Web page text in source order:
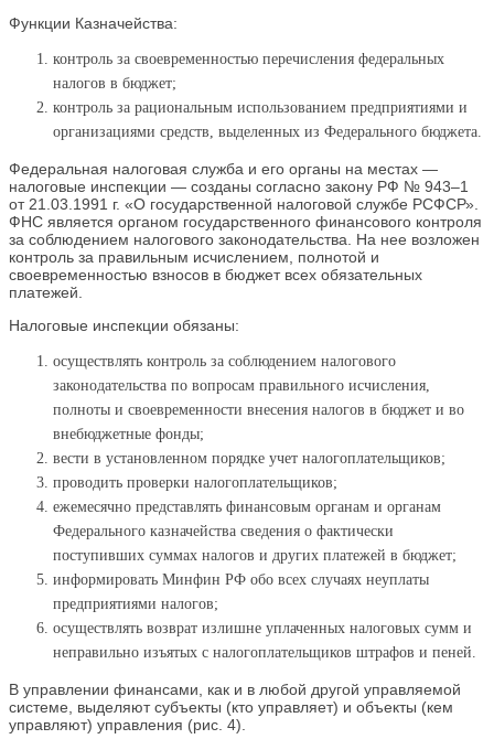
Функции Казначейства:
контроль за своевременностью перечисления федеральных
налогов в бюджет;
контроль за рациональным использованием предприятиями и
организациями средств, выделенных из Федерального бюджета.
Федеральная налоговая служба и его органы на местах —
налоговые инспекции — созданы согласно закону РФ № 943–1
от 21.03.1991 г. «О государственной налоговой службе РСФСР».
ФНС является органом государственного финансового контроля
за соблюдением налогового законодательства. На нее возложен
контроль за правильным исчислением, полнотой и
своевременностью взносов в бюджет всех обязательных
платежей.
Налоговые инспекции обязаны:
осуществлять контроль за соблюдением налогового
законодательства по вопросам правильного исчисления,
полноты и своевременности внесения налогов в бюджет и во
внебюджетные фонды;
вести в установленном порядке учет налогоплательщиков;
проводить проверки налогоплательщиков;
ежемесячно представлять финансовым органам и органам
Федерального казначейства сведения о фактически
поступивших суммах налогов и других платежей в бюджет;
информировать Минфин РФ обо всех случаях неуплаты
предприятиями налогов;
осуществлять возврат излишне уплаченных налоговых сумм и
неправильно изъятых с налогоплательщиков штрафов и пеней.
В управлении финансами, как и в любой другой управляемой
системе, выделяют субъекты (кто управляет) и объекты (кем
управляют) управления (рис. 4).